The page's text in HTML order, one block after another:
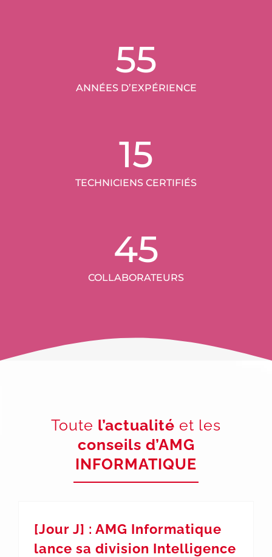
55
ANNÉES D’EXPÉRIENCE
15
TECHNICIENS CERTIFIÉS
45
COLLABORATEURS
Toute l’actualité et les
conseils d’AMG
INFORMATIQUE
[Jour J] : AMG Informatique
lance sa division Intelligence